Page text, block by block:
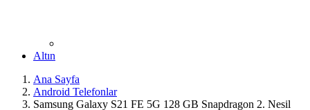
Altın
Ana Sayfa
Android Telefonlar
Samsung Galaxy S21 FE 5G 128 GB Snapdragon 2. Nesil